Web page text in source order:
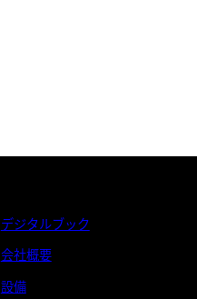
デジタルブック
会社概要
設備